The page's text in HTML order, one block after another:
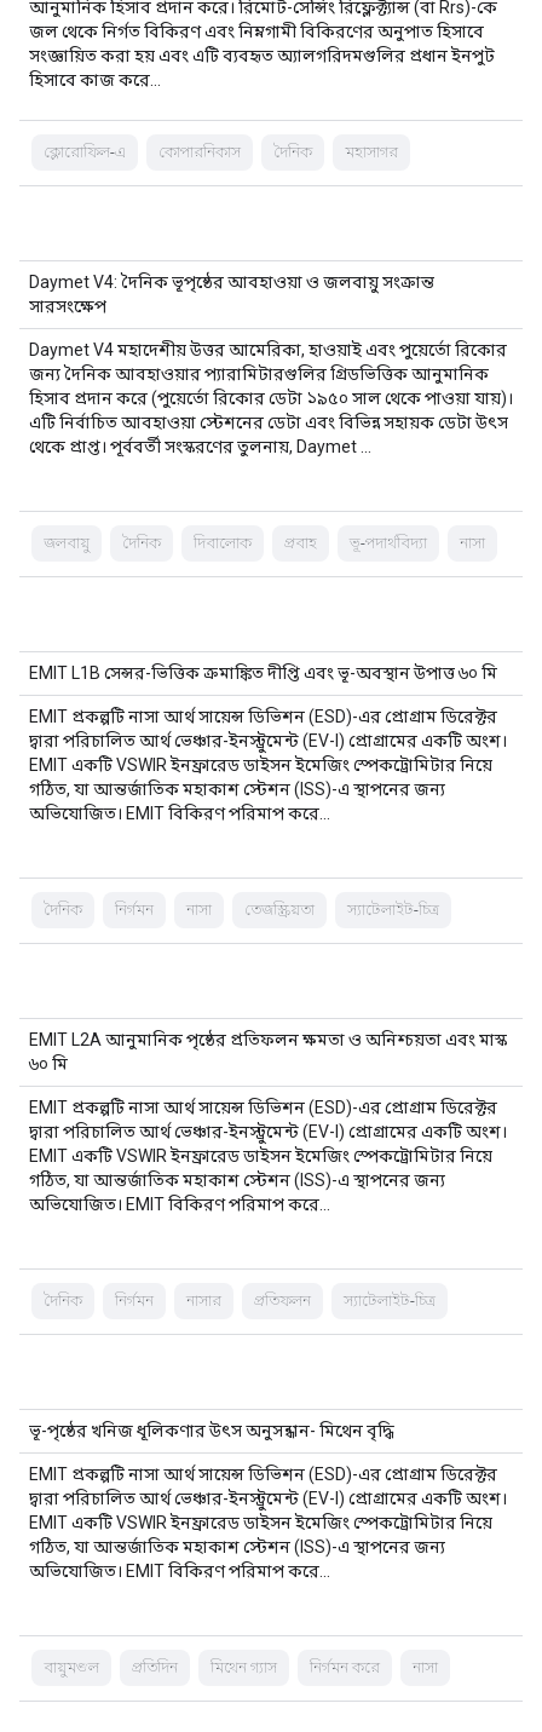
আনুমানিক হিসাব প্রদান করে। রিমোট-সেন্সিং রিফ্লেক্ট্যান্স (বা Rrs)-কে
জল থেকে নির্গত বিকিরণ এবং নিম্নগামী বিকিরণের অনুপাত হিসাবে
সংজ্ঞায়িত করা হয় এবং এটি ব্যবহৃত অ্যালগরিদমগুলির প্রধান ইনপুট
হিসাবে কাজ করে…
ক্লোরোফিল-এ কোপারনিকাস দৈনিক মহাসাগর
Daymet V4: দৈনিক ভূপৃষ্ঠের আবহাওয়া ও জলবায়ু সংক্রান্ত
সারসংক্ষেপ
Daymet V4 মহাদেশীয় উত্তর আমেরিকা, হাওয়াই এবং পুয়ের্তো রিকোর
জন্য দৈনিক আবহাওয়ার প্যারামিটারগুলির গ্রিডভিত্তিক আনুমানিক
হিসাব প্রদান করে (পুয়ের্তো রিকোর ডেটা ১৯৫০ সাল থেকে পাওয়া যায়)।
এটি নির্বাচিত আবহাওয়া স্টেশনের ডেটা এবং বিভিন্ন সহায়ক ডেটা উৎস
থেকে প্রাপ্ত। পূর্ববর্তী সংস্করণের তুলনায়, Daymet …
জলবায়ু দৈনিক দিবালোক প্রবাহ ভূ-পদার্থবিদ্যা নাসা
EMIT L1B সেন্সর-ভিত্তিক ক্রমাঙ্কিত দীপ্তি এবং ভূ-অবস্থান উপাত্ত ৬০ মি
EMIT প্রকল্পটি নাসা আর্থ সায়েন্স ডিভিশন (ESD)-এর প্রোগ্রাম ডিরেক্টর
দ্বারা পরিচালিত আর্থ ভেঞ্চার-ইনস্ট্রুমেন্ট (EV-I) প্রোগ্রামের একটি অংশ।
EMIT একটি VSWIR ইনফ্রারেড ডাইসন ইমেজিং স্পেকট্রোমিটার নিয়ে
গঠিত, যা আন্তর্জাতিক মহাকাশ স্টেশন (ISS)-এ স্থাপনের জন্য
অভিযোজিত। EMIT বিকিরণ পরিমাপ করে…
দৈনিক নির্গমন নাসা তেজস্ক্রিয়তা স্যাটেলাইট-চিত্র
EMIT L2A আনুমানিক পৃষ্ঠের প্রতিফলন ক্ষমতা ও অনিশ্চয়তা এবং মাস্ক
৬০ মি
EMIT প্রকল্পটি নাসা আর্থ সায়েন্স ডিভিশন (ESD)-এর প্রোগ্রাম ডিরেক্টর
দ্বারা পরিচালিত আর্থ ভেঞ্চার-ইনস্ট্রুমেন্ট (EV-I) প্রোগ্রামের একটি অংশ।
EMIT একটি VSWIR ইনফ্রারেড ডাইসন ইমেজিং স্পেকট্রোমিটার নিয়ে
গঠিত, যা আন্তর্জাতিক মহাকাশ স্টেশন (ISS)-এ স্থাপনের জন্য
অভিযোজিত। EMIT বিকিরণ পরিমাপ করে…
দৈনিক নির্গমন নাসার প্রতিফলন স্যাটেলাইট-চিত্র
ভূ-পৃষ্ঠের খনিজ ধূলিকণার উৎস অনুসন্ধান- মিথেন বৃদ্ধি
EMIT প্রকল্পটি নাসা আর্থ সায়েন্স ডিভিশন (ESD)-এর প্রোগ্রাম ডিরেক্টর
দ্বারা পরিচালিত আর্থ ভেঞ্চার-ইনস্ট্রুমেন্ট (EV-I) প্রোগ্রামের একটি অংশ।
EMIT একটি VSWIR ইনফ্রারেড ডাইসন ইমেজিং স্পেকট্রোমিটার নিয়ে
গঠিত, যা আন্তর্জাতিক মহাকাশ স্টেশন (ISS)-এ স্থাপনের জন্য
অভিযোজিত। EMIT বিকিরণ পরিমাপ করে…
বায়ুমণ্ডল প্রতিদিন মিথেন গ্যাস নির্গমন করে নাসা